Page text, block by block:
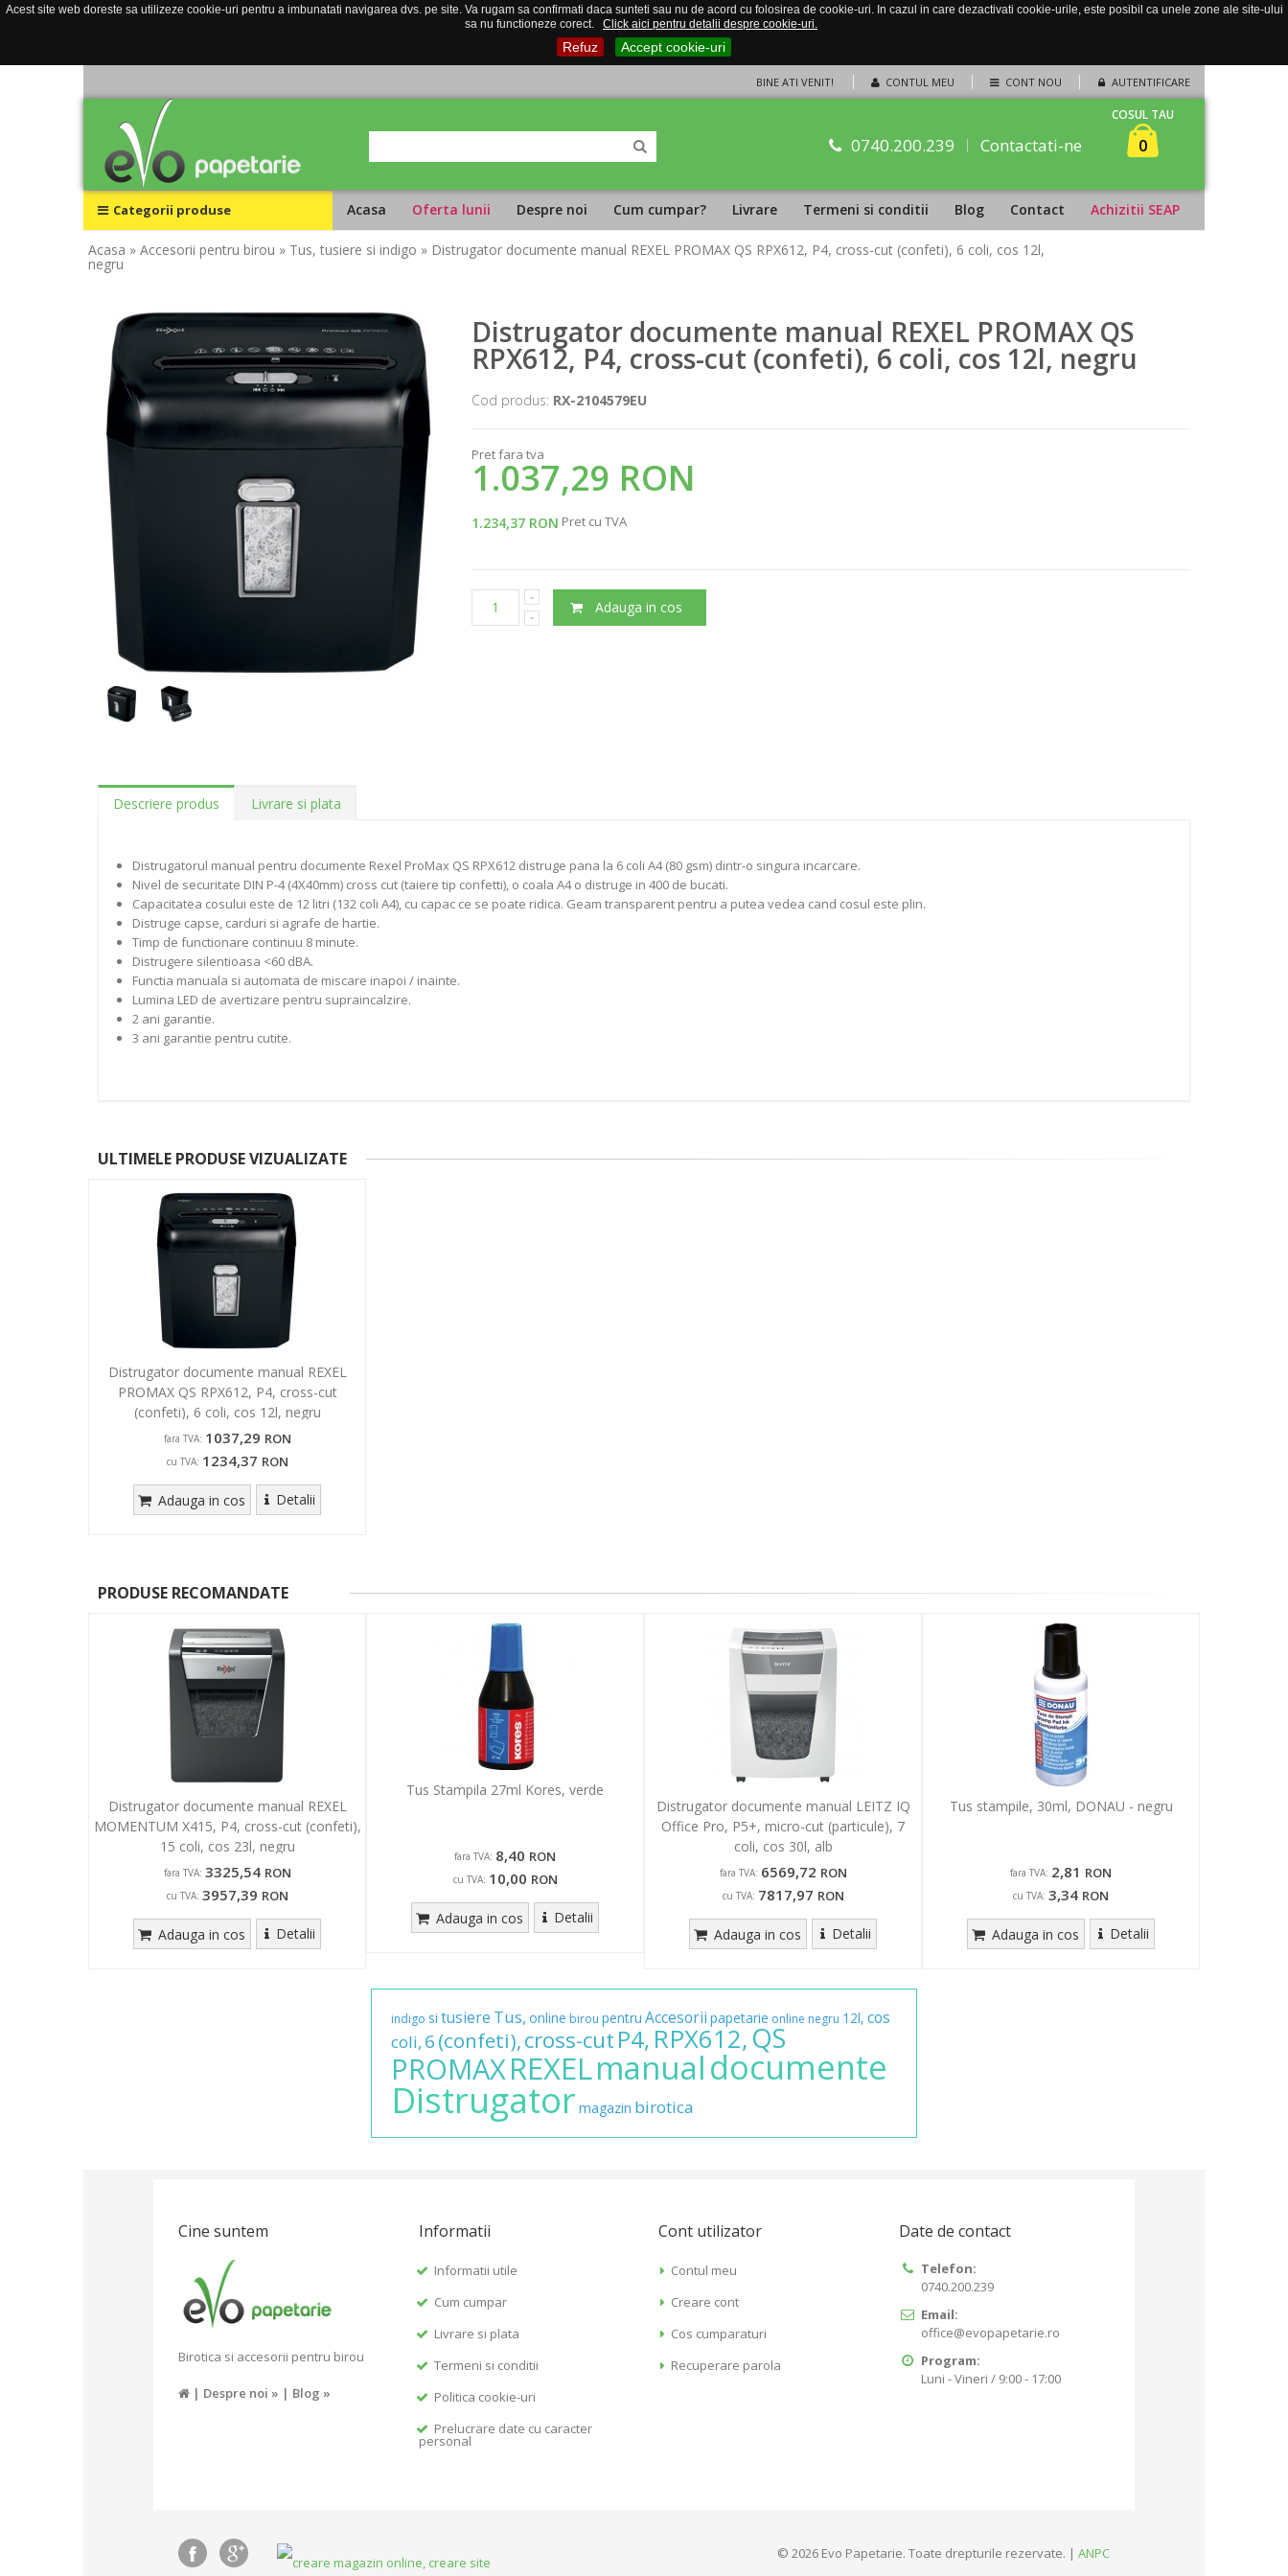
Acest site web doreste sa utilizeze cookie-uri pentru a imbunatati navigarea dvs. pe site. Va rugam sa confirmati daca sunteti sau nu de acord cu folosirea de cookie-uri. In cazul in care dezactivati cookie-urile, este posibil ca unele zone ale site-ului
sa nu functioneze corect.
Click aici pentru detalii despre cookie-uri.
Refuz Accept cookie-uri
CONTUL MEU CONT NOU AUTENTIFICARE
BINE ATI VENIT!
0740.200.239 Contactati-ne
COSUL TAU
0
Categorii produse Acasa Oferta lunii Despre noi Cum cumpar? Livrare Termeni si conditii Blog Contact Achizitii SEAP
Acasa » Accesorii pentru birou » Tus, tusiere si indigo » Distrugator documente manual REXEL PROMAX QS RPX612, P4, cross-cut (confeti), 6 coli, cos 12l,
negru
Distrugator documente manual REXEL PROMAX QS
RPX612, P4, cross-cut (confeti), 6 coli, cos 12l, negru
Cod produs: RX-2104579EU
Pret fara tva
1.037,29 RON
1.234,37 RON Pret cu TVA
Adauga in cos
Descriere produs Livrare si plata
Distrugatorul manual pentru documente Rexel ProMax QS RPX612 distruge pana la 6 coli A4 (80 gsm) dintr-o singura incarcare.
Nivel de securitate DIN P-4 (4X40mm) cross cut (taiere tip confetti), o coala A4 o distruge in 400 de bucati.
Capacitatea cosului este de 12 litri (132 coli A4), cu capac ce se poate ridica. Geam transparent pentru a putea vedea cand cosul este plin.
Distruge capse, carduri si agrafe de hartie.
Timp de functionare continuu 8 minute.
Distrugere silentioasa <60 dBA.
Functia manuala si automata de miscare inapoi / inainte.
Lumina LED de avertizare pentru supraincalzire.
2 ani garantie.
3 ani garantie pentru cutite.
ULTIMELE PRODUSE VIZUALIZATE
Distrugator documente manual REXEL
PROMAX QS RPX612, P4, cross-cut
(confeti), 6 coli, cos 12l, negru
fara TVA: 1037,29 RON
cu TVA: 1234,37 RON
Adauga in cos Detalii
PRODUSE RECOMANDATE
Distrugator documente manual REXEL
MOMENTUM X415, P4, cross-cut (confeti),
15 coli, cos 23l, negru
fara TVA: 3325,54 RON
cu TVA: 3957,39 RON
Adauga in cos Detalii
Tus Stampila 27ml Kores, verde
fara TVA: 8,40 RON
cu TVA: 10,00 RON
Adauga in cos Detalii
Distrugator documente manual LEITZ IQ
Office Pro, P5+, micro-cut (particule), 7
coli, cos 30l, alb
fara TVA: 6569,72 RON
cu TVA: 7817,97 RON
Adauga in cos Detalii
Tus stampile, 30ml, DONAU - negru
fara TVA: 2,81 RON
cu TVA: 3,34 RON
Adauga in cos Detalii
indigo si tusiere Tus, online birou pentru Accesorii papetarie online negru 12l, cos
coli, 6(confeti),cross-cutP4, RPX612, QS
PROMAXREXELmanualdocumente
Distrugator magazin birotica
Cine suntem
Birotica si accesorii pentru birou
| Despre noi » | Blog »
Informatii
Informatii utile
Cum cumpar
Livrare si plata
Termeni si conditii
Politica cookie-uri
Prelucrare date cu caracter
personal
Cont utilizator
Contul meu
Creare cont
Cos cumparaturi
Recuperare parola
Date de contact
Telefon:
0740.200.239
Email:
office@evopapetarie.ro
Program:
Luni - Vineri / 9:00 - 17:00
© 2026 Evo Papetarie. Toate drepturile rezervate. | ANPC